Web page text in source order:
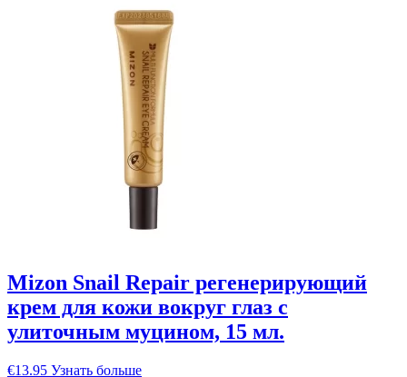
Mizon Snail Repair регенерирующий
крем для кожи вокруг глаз с
улиточным муцином, 15 мл.
€13.95 Узнать больше